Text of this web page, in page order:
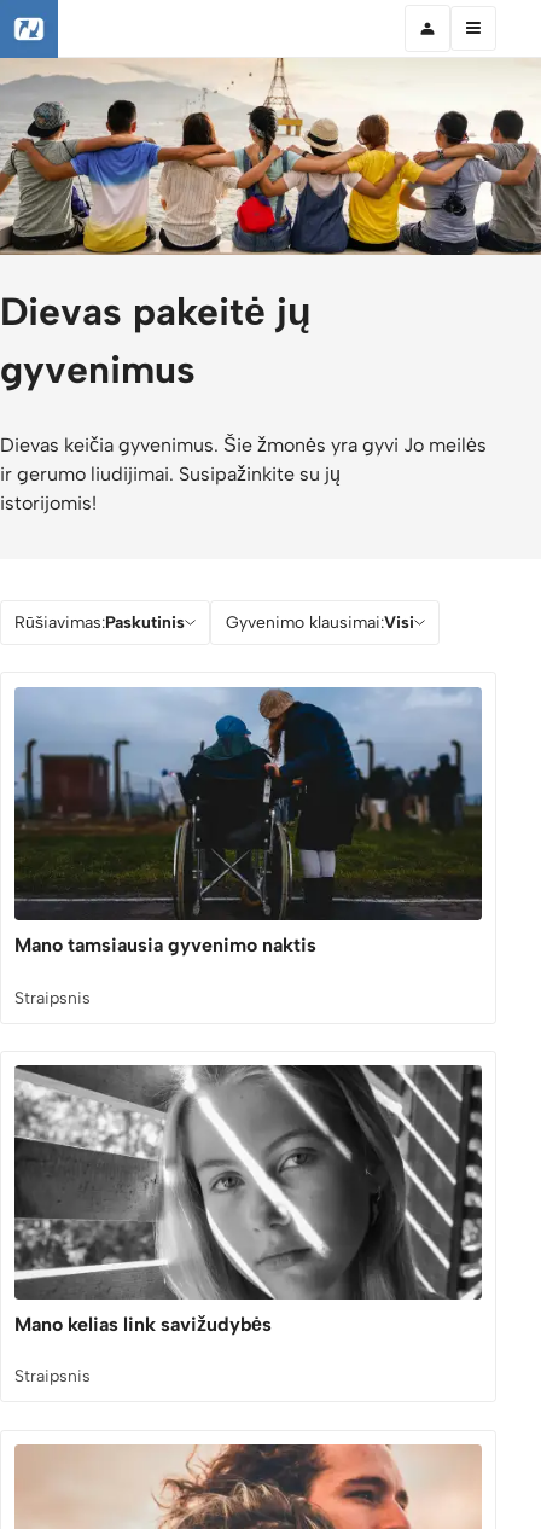
Dievas pakeitė jų
gyvenimus
Dievas keičia gyvenimus. Šie žmonės yra gyvi Jo meilės
ir gerumo liudijimai. Susipažinkite su jų
istorijomis!
Rūšiavimas:Paskutinis Gyvenimo klausimai:Visi
Mano tamsiausia gyvenimo naktis
Straipsnis
Mano kelias link savižudybės
Straipsnis